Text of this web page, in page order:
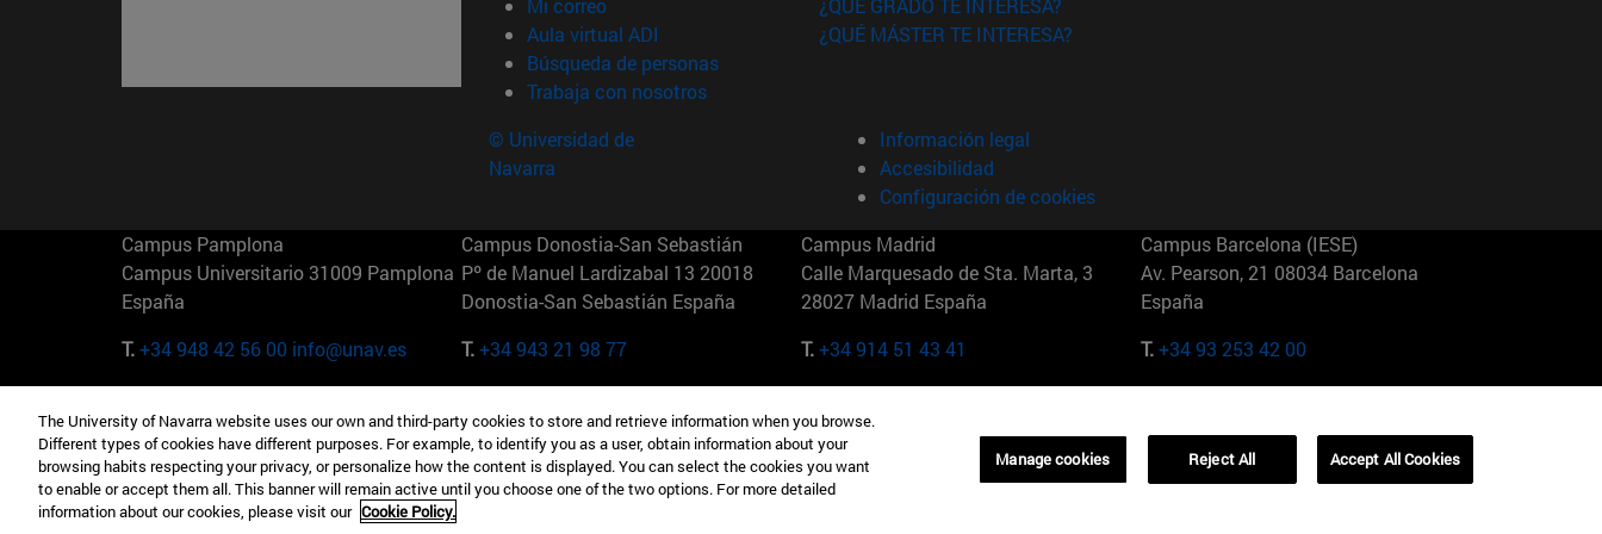
Mi correo
Aula virtual ADI (abre en nueva ventana)
Búsqueda de personas(abre en nueva ventana)
Trabaja con nosotros(abre en nueva ventana)
¿QUÉ GRADO TE INTERESA?
¿QUÉ MÁSTER TE INTERESA?
© Universidad de
Navarra
Información legal
Accesibilidad
Configuración de cookies
Campus Pamplona
Campus Universitario 31009 Pamplona
España
T.+34 948 42 56 00 info@unav.es
Campus Donostia-San Sebastián
Pº de Manuel Lardizabal 13 20018
Donostia-San Sebastián España
T.+34 943 21 98 77
Campus Madrid
Calle Marquesado de Sta. Marta, 3
28027 Madrid España
T.+34 914 51 43 41
Campus Barcelona (IESE)
Av. Pearson, 21 08034 Barcelona
España
T.+34 93 253 42 00
Camino del Cerro Águila 3 28023
Madrid España
T.+34 912 11 30 00
165 W 57th St 10019-2201 Nueva York
EE.UU
T.+1 646 346 8850
Maria-Theresia-Straße 15 81675
Múnich Alemania
T.+49 89 24209790
01321001 Bela Vista Brasil
The University of Navarra website uses our own and third-party cookies to store and retrieve information when you browse.
Different types of cookies have different purposes. For example, to identify you as a user, obtain information about your
browsing habits respecting your privacy, or personalize how the content is displayed. You can select the cookies you want
to enable or accept them all. This banner will remain active until you choose one of the two options. For more detailed
information about our cookies, please visit our Cookie Policy.
Manage cookies Reject All Accept All Cookies